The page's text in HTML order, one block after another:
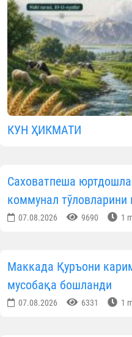
КУН ҲИКМАТИ
Саховатпеша
коммунал
07.08.2026 9690 1
Маккада Қуръони
мусобақа бошланди
07.08.2026 6331 1